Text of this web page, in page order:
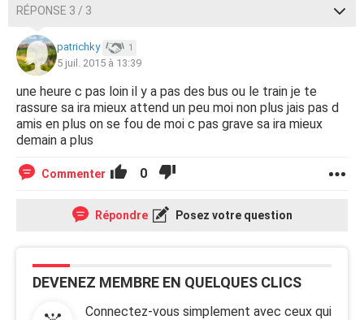
RÉPONSE 3 / 3
patrichky 1
5 juil. 2015 à 13:39
une heure c pas loin il y a pas des bus ou le train je te
rassure sa ira mieux attend un peu moi non plus jais pas d
amis en plus on se fou de moi c pas grave sa ira mieux
demain a plus
Commenter 0
Répondre Posez votre question
DEVENEZ MEMBRE EN QUELQUES CLICS
Connectez-vous simplement avec ceux qui